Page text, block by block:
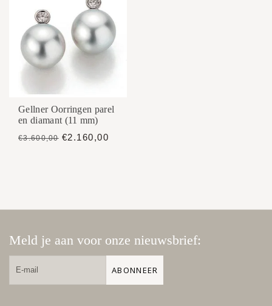
Gellner Oorringen parel
en diamant (11 mm)
€3.600,00 €2.160,00
Meld je aan voor onze nieuwsbrief:
ABONNEER